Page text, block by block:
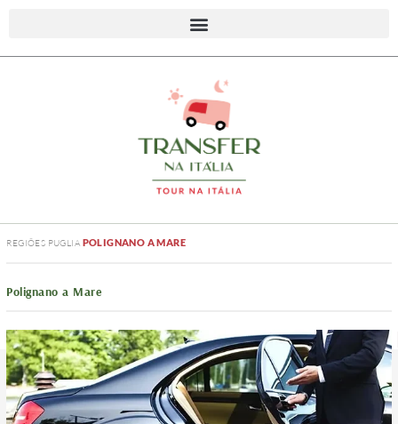
REGIÕES PUGLIA POLIGNANO A MARE
Polignano a Mare